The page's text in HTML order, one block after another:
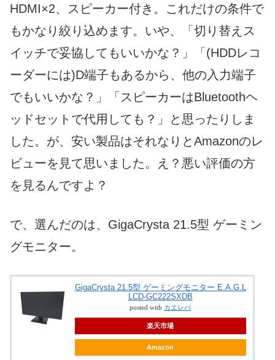
HDMI×2、スピーカー付き。これだけの条件で
もかなり絞り込めます。いや、「切り替えス
イッチで妥協してもいいかな？」「(HDDレコ
ーダーには)D端子もあるから、他の入力端子
でもいいかな？」「スピーカーはBluetoothヘ
ッドセットで代用しても？」と思ったりしま
した。が、安い製品はそれなりとAmazonのレ
ビューを見て思いました。え？悪い評価の方
を見るんですよ？
で、選んだのは、GigaCrysta 21.5型 ゲーミン
グモニター。
GigaCrysta 21.5型 ゲーミングモニター E.A.G.L
LCD-GC222SXDB
posted with カエレバ
楽天市場
Amazon